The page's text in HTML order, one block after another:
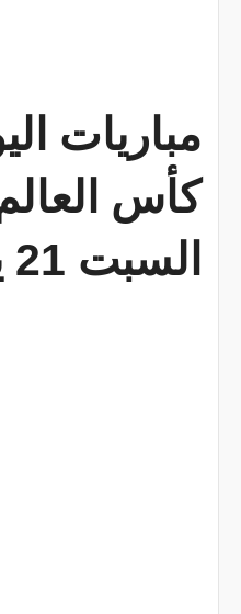
مباريات
كأس
السبت 21 يونيو 2025